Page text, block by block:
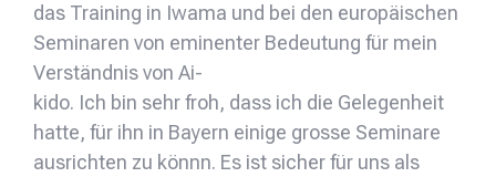
das Training in Iwama und bei den europäischen
Seminaren von eminenter Bedeutung für mein
Verständnis von Ai-
kido. Ich bin sehr froh, dass ich die Gelegenheit
hatte, für ihn in Bayern einige grosse Seminare
ausrichten zu könnn. Es ist sicher für uns als